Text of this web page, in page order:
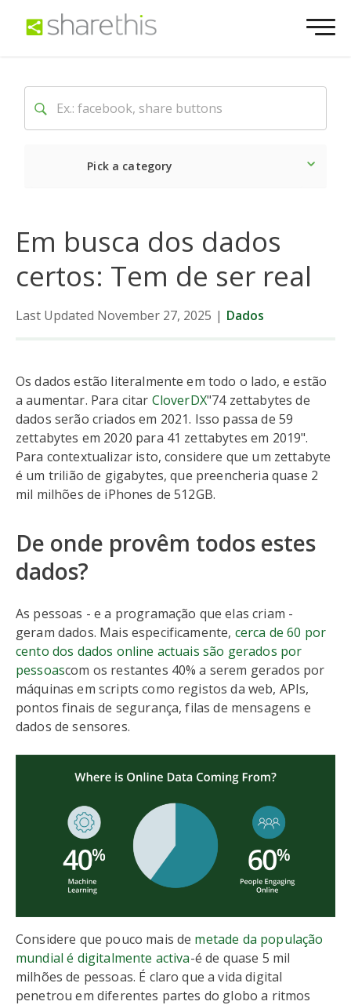
Pick a category
Em busca dos dados
certos: Tem de ser real
Last Updated November 27, 2025 | Dados
Os dados estão literalmente em todo o lado, e estão
a aumentar. Para citar CloverDX"74 zettabytes de
dados serão criados em 2021. Isso passa de 59
zettabytes em 2020 para 41 zettabytes em 2019".
Para contextualizar isto, considere que um zettabyte
é um trilião de gigabytes, que preencheria quase 2
mil milhões de iPhones de 512GB.
De onde provêm todos estes
dados?
As pessoas - e a programação que elas criam -
geram dados. Mais especificamente, cerca de 60 por
cento dos dados online actuais são gerados por
pessoascom os restantes 40% a serem gerados por
máquinas em scripts como registos da web, APIs,
pontos finais de segurança, filas de mensagens e
dados de sensores.
Considere que pouco mais de metade da população
mundial é digitalmente activa-é de quase 5 mil
milhões de pessoas. É claro que a vida digital
penetrou em diferentes partes do globo a ritmos